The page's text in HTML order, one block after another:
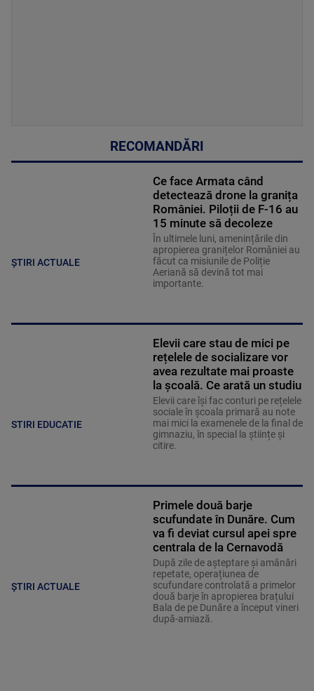
RECOMANDĂRI
ȘTIRI ACTUALE
Ce face Armata când
detectează drone la granița
României. Piloții de F-16 au
15 minute să decoleze
În ultimele luni, amenințările din
apropierea granițelor României au
făcut ca misiunile de Poliție
Aeriană să devină tot mai
importante.
STIRI EDUCATIE
Elevii care stau de mici pe
rețelele de socializare vor
avea rezultate mai proaste
la școală. Ce arată un studiu
Elevii care îşi fac conturi pe rețelele
sociale în școala primară au note
mai mici la examenele de la final de
gimnaziu, în special la științe și
citire.
ȘTIRI ACTUALE
Primele două barje
scufundate în Dunăre. Cum
va fi deviat cursul apei spre
centrala de la Cernavodă
După zile de așteptare și amânări
repetate, operațiunea de
scufundare controlată a primelor
două barje în apropierea brațului
Bala de pe Dunăre a început vineri
după-amiază.